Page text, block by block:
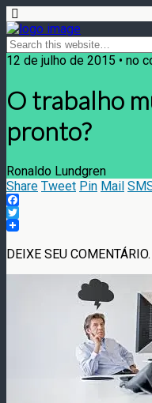
12 de julho de 2015 • no
O trabalho
pronto?
Ronaldo Lundgren
Share Tweet Pin Mail
Facebook
Twitter
DEIXE SEU COMENTÁRIO.